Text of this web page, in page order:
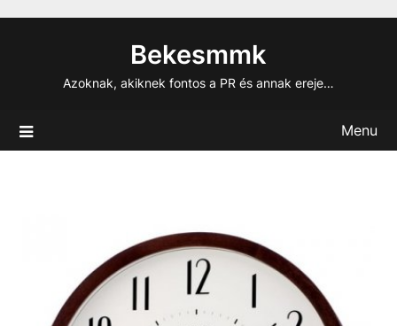
Bekesmmk
Azoknak, akiknek fontos a PR és annak ereje…
Menu